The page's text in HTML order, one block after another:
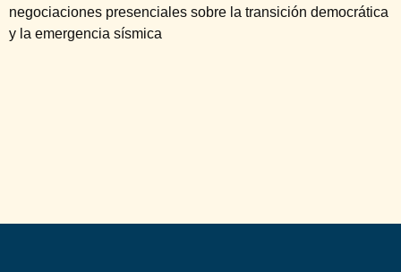
negociaciones presenciales sobre la transición democrática
y la emergencia sísmica